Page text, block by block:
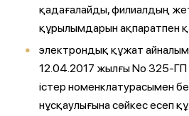
қадағалайды, филиалдың
құрылымдарын ақпаратпен
электрондық құжат
12.04.2017 жылғы No 325-
істер номенклатурасымен
нұсқаулығына сәйкес есеп